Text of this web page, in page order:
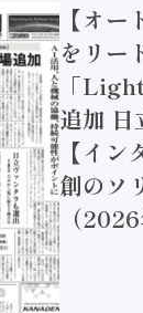
【オ
をリー
「
追加
【イ
創のソ
（